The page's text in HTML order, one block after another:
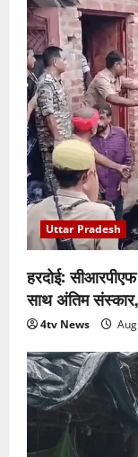
Uttar Pradesh
हरदोई:
साथ अंतिम संस्कार,
4tv News